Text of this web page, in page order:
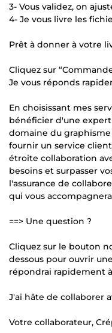
3- Vous validez, on
4- Je vous livre les
Prêt à donner à votre
Cliquez sur
Je vous réponds
En choisissant mes
bénéficier d'une
domaine du
fournir un service
étroite collaboration
besoins et surpasser
l'assurance de
qui vous
==> Une question ?
Cliquez sur le bouton
dessous pour ouvrir
répondrai rapidement
J'ai hâte de collaborer
Votre collaborateur,